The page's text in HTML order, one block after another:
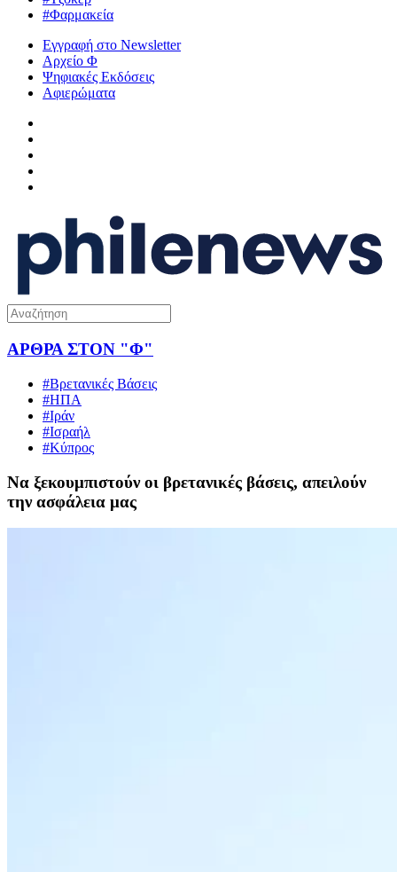
#Φαρμακεία
Εγγραφή στο Newsletter
Αρχείο Φ
Ψηφιακές Εκδόσεις
Αφιερώματα
ΑΡΘΡΑ ΣΤΟΝ "Φ"
#Βρετανικές Βάσεις
#ΗΠΑ
#Ιράν
#Ισραήλ
#Κύπρος
Να ξεκουμπιστούν οι βρετανικές βάσεις, απειλούν
την ασφάλεια μας